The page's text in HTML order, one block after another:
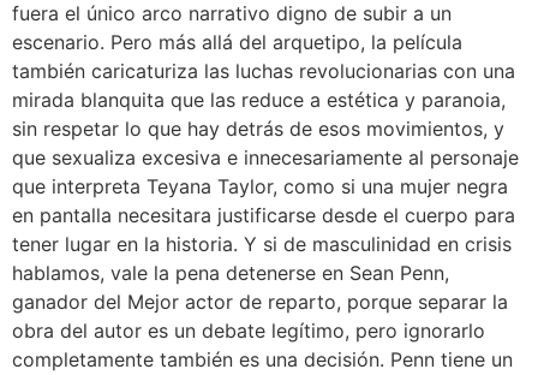
fuera el único arco narrativo digno de subir a un
escenario. Pero más allá del arquetipo, la película
también caricaturiza las luchas revolucionarias con una
mirada blanquita que las reduce a estética y paranoia,
sin respetar lo que hay detrás de esos movimientos, y
que sexualiza excesiva e innecesariamente al personaje
que interpreta Teyana Taylor, como si una mujer negra
en pantalla necesitara justificarse desde el cuerpo para
tener lugar en la historia. Y si de masculinidad en crisis
hablamos, vale la pena detenerse en Sean Penn,
ganador del Mejor actor de reparto, porque separar la
obra del autor es un debate legítimo, pero ignorarlo
completamente también es una decisión. Penn tiene un